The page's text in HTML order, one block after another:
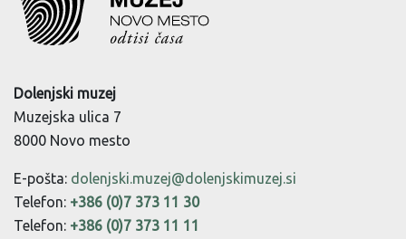
Dolenjski muzej
Muzejska ulica 7
8000 Novo mesto
E-pošta: dolenjski.muzej@dolenjskimuzej.si
Telefon: +386 (0)7 373 11 30
Telefon: +386 (0)7 373 11 11